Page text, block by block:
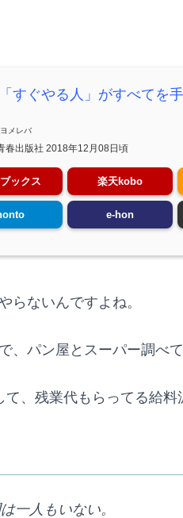
すぐやる人」がすべてを
ヨメレバ
春出版社 2018年12月08日頃
ックス 楽天kobo
e-hon
らないんですよね。
、パン屋とスーパー調べて
、残業代もらってる給料
一人もいない。